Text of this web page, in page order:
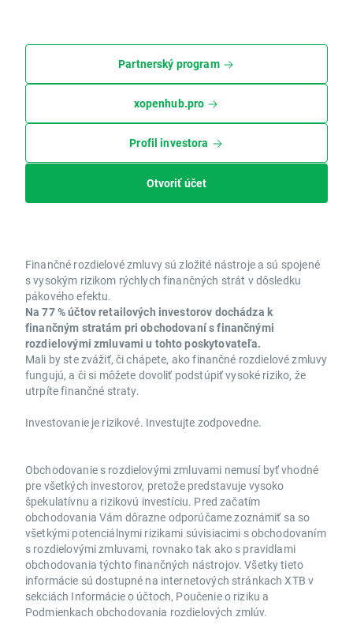
Partnerský program
xopenhub.pro
Profil investora
Otvoriť účet
Finančné rozdielové zmluvy sú zložité nástroje a sú spojené
s vysokým rizikom rýchlych finančných strát v dôsledku
pákového efektu.
Na 77 % účtov retailových investorov dochádza k
finančným stratám pri obchodovaní s finančnými
rozdielovými zmluvami u tohto poskytovateľa.
Mali by ste zvážiť, či chápete, ako finančné rozdielové zmluvy
fungujú, a či si môžete dovoliť podstúpiť vysoké riziko, že
utrpíte finančné straty.
Investovanie je rizikové. Investujte zodpovedne.
Obchodovanie s rozdielovými zmluvami nemusí byť vhodné
pre všetkých investorov, pretože predstavuje vysoko
špekulatívnu a rizikovú investíciu. Pred začatím
obchodovania Vám dôrazne odporúčame zoznámiť sa so
všetkými potenciálnymi rizikami súvisiacimi s obchodovaním
s rozdielovými zmluvami, rovnako tak ako s pravidlami
obchodovania týchto finančných nástrojov. Všetky tieto
informácie sú dostupné na internetových stránkach XTB v
sekciách Informácie o účtoch, Poučenie o riziku a
Podmienkach obchodovania rozdielových zmlúv.